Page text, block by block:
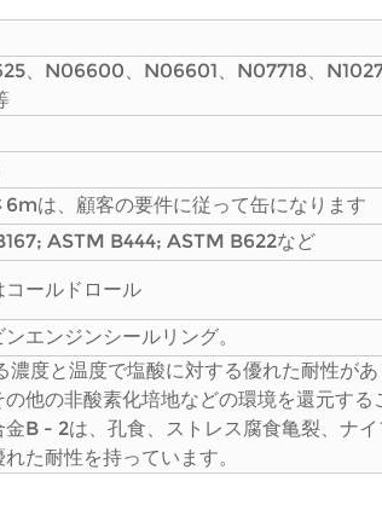
、N06600、N06601、N07718、
は、顧客の要件に従って缶になります
ASTM B444; ASTM B622など
コールドロール
エンジンシールリング。
濃度と温度で塩酸に対する優れた耐性が
他の非酸素化培地などの環境を還元する
B - 2は、孔食、ストレス腐食亀裂、ナ
た耐性を持っています。